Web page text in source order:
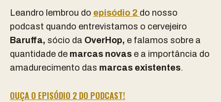
Leandro lembrou do episódio 2 do nosso
podcast quando entrevistamos o cervejeiro
Baruffa, sócio da OverHop, e falamos sobre a
quantidade de marcas novas e a importância do
amadurecimento das marcas existentes.
OUÇA O EPISÓDIO 2 DO PODCAST!